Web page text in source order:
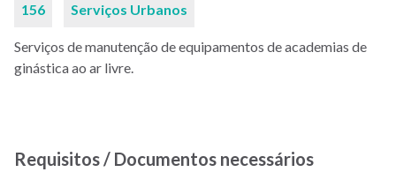
156 Serviços Urbanos
Serviços de manutenção de equipamentos de academias de
ginástica ao ar livre.
Requisitos / Documentos necessários